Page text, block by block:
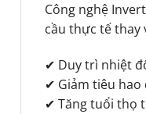
Công nghệ
cầu thực tế thay
✔ Duy trì nhiệt
✔ Giảm tiêu hao
✔ Tăng tuổi thọ